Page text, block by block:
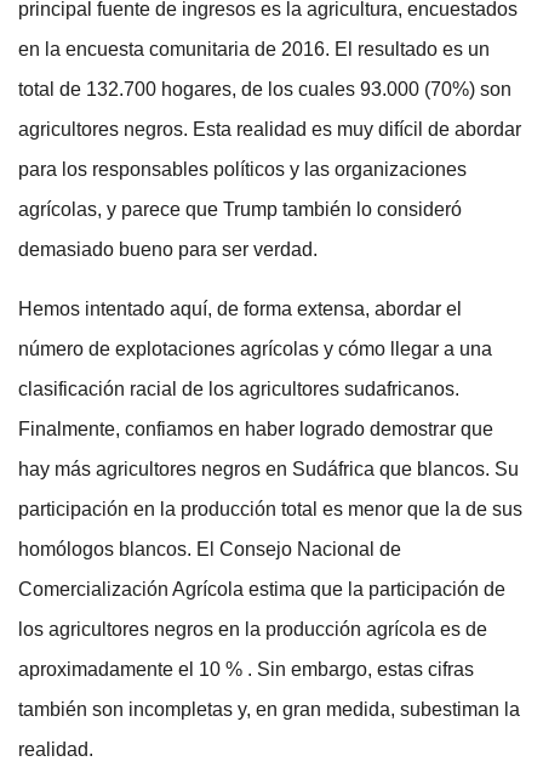
principal fuente de ingresos es la agricultura, encuestados
en la encuesta comunitaria de 2016. El resultado es un
total de 132.700 hogares, de los cuales 93.000 (70%) son
agricultores negros. Esta realidad es muy difícil de abordar
para los responsables políticos y las organizaciones
agrícolas, y parece que Trump también lo consideró
demasiado bueno para ser verdad.
Hemos intentado aquí, de forma extensa, abordar el
número de explotaciones agrícolas y cómo llegar a una
clasificación racial de los agricultores sudafricanos.
Finalmente, confiamos en haber logrado demostrar que
hay más agricultores negros en Sudáfrica que blancos. Su
participación en la producción total es menor que la de sus
homólogos blancos. El Consejo Nacional de
Comercialización Agrícola estima que la participación de
los agricultores negros en la producción agrícola es de
aproximadamente el 10 % . Sin embargo, estas cifras
también son incompletas y, en gran medida, subestiman la
realidad.